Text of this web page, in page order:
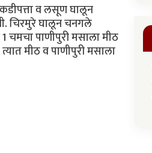
व लसूण घालून
चिरमुरे घालून चनगले
पाणीपुरी मसाला मीठ
मीठ व पाणीपुरी मसाला